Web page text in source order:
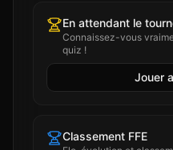
En attendant le
Connaissez-vous
quiz !
Jouer
Classement FFE